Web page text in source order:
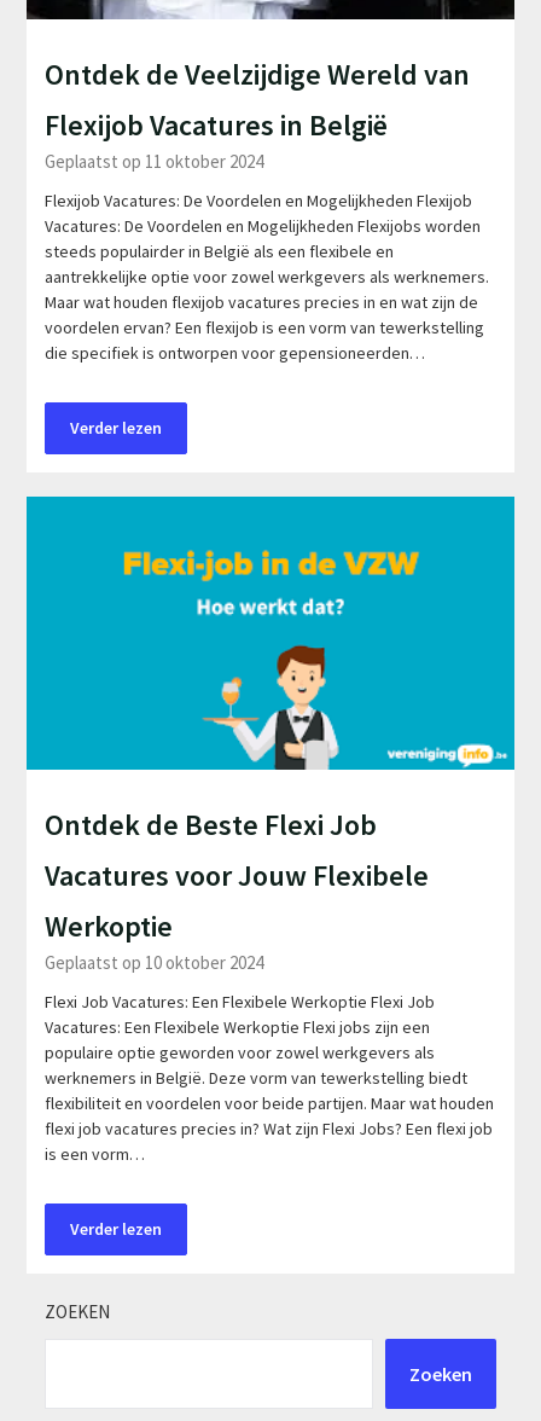
Ontdek de Veelzijdige Wereld van
Flexijob Vacatures in België
Geplaatst op 11 oktober 2024
Flexijob Vacatures: De Voordelen en Mogelijkheden Flexijob
Vacatures: De Voordelen en Mogelijkheden Flexijobs worden
steeds populairder in België als een flexibele en
aantrekkelijke optie voor zowel werkgevers als werknemers.
Maar wat houden flexijob vacatures precies in en wat zijn de
voordelen ervan? Een flexijob is een vorm van tewerkstelling
die specifiek is ontworpen voor gepensioneerden…
Verder lezen
Ontdek de Beste Flexi Job
Vacatures voor Jouw Flexibele
Werkoptie
Geplaatst op 10 oktober 2024
Flexi Job Vacatures: Een Flexibele Werkoptie Flexi Job
Vacatures: Een Flexibele Werkoptie Flexi jobs zijn een
populaire optie geworden voor zowel werkgevers als
werknemers in België. Deze vorm van tewerkstelling biedt
flexibiliteit en voordelen voor beide partijen. Maar wat houden
flexi job vacatures precies in? Wat zijn Flexi Jobs? Een flexi job
is een vorm…
Verder lezen
ZOEKEN
Zoeken